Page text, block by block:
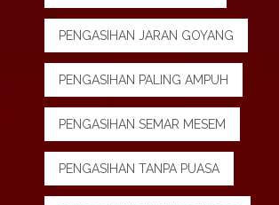
PENGASIHAN JARAN GOYANG
PENGASIHAN PALING AMPUH
PENGASIHAN SEMAR MESEM
PENGASIHAN TANPA PUASA